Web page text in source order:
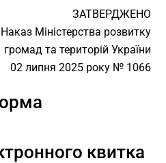
ЗАТВЕРДЖЕНО
Наказ Міністерства розвитку
громад та територій України
02 липня 2025 року № 1066
квитка